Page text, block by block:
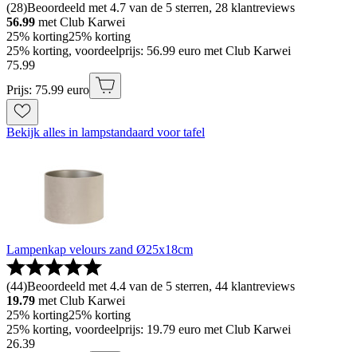
(28)Beoordeeld met 4.7 van de 5 sterren, 28 klantreviews
56.99 met Club Karwei
25% korting25% korting
25% korting, voordeelprijs: 56.99 euro met Club Karwei
75.99
Prijs: 75.99 euro
Bekijk alles in lampstandaard voor tafel
Lampenkap velours zand Ø25x18cm
(44)Beoordeeld met 4.4 van de 5 sterren, 44 klantreviews
19.79 met Club Karwei
25% korting25% korting
25% korting, voordeelprijs: 19.79 euro met Club Karwei
26.39